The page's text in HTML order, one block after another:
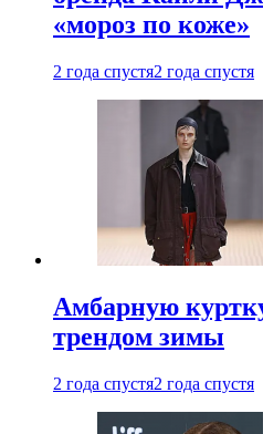
«мороз по коже»
2 года спустя2 года спустя
Амбарную
трендом зимы
2 года спустя2 года спустя